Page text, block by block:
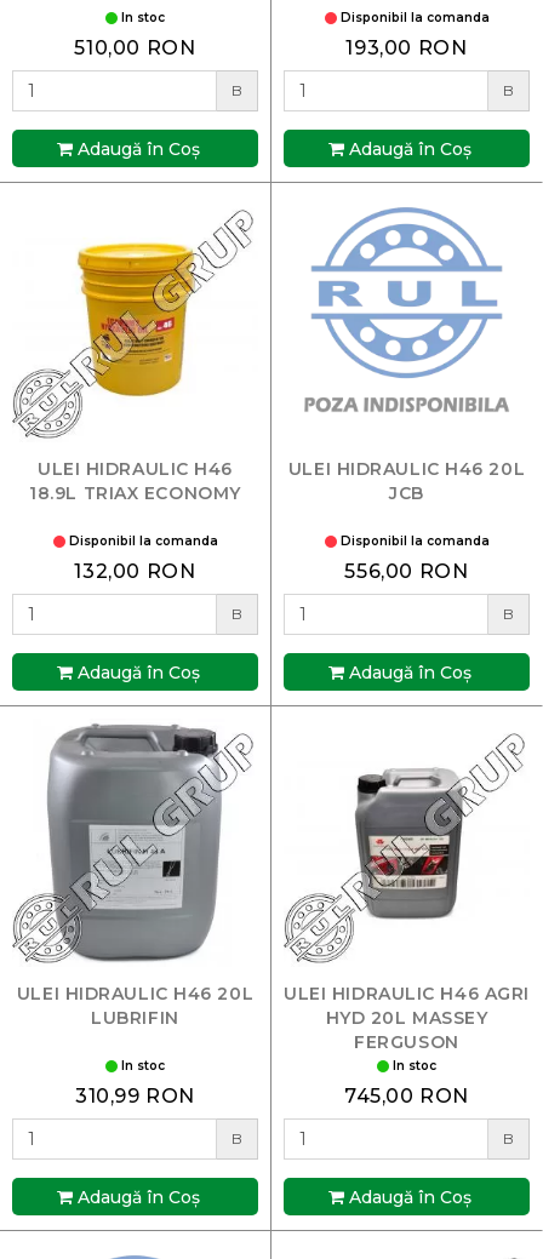
In stoc
510,00 RON
B
Adaugă în Coş
Disponibil la comanda
193,00 RON
B
Adaugă în Coş
ULEI HIDRAULIC H46
18.9L TRIAX ECONOMY
Disponibil la comanda
132,00 RON
B
Adaugă în Coş
ULEI HIDRAULIC H46 20L
JCB
Disponibil la comanda
556,00 RON
B
Adaugă în Coş
ULEI HIDRAULIC H46 20L
LUBRIFIN
In stoc
310,99 RON
B
Adaugă în Coş
ULEI HIDRAULIC H46 AGRI
HYD 20L MASSEY
FERGUSON
In stoc
745,00 RON
B
Adaugă în Coş